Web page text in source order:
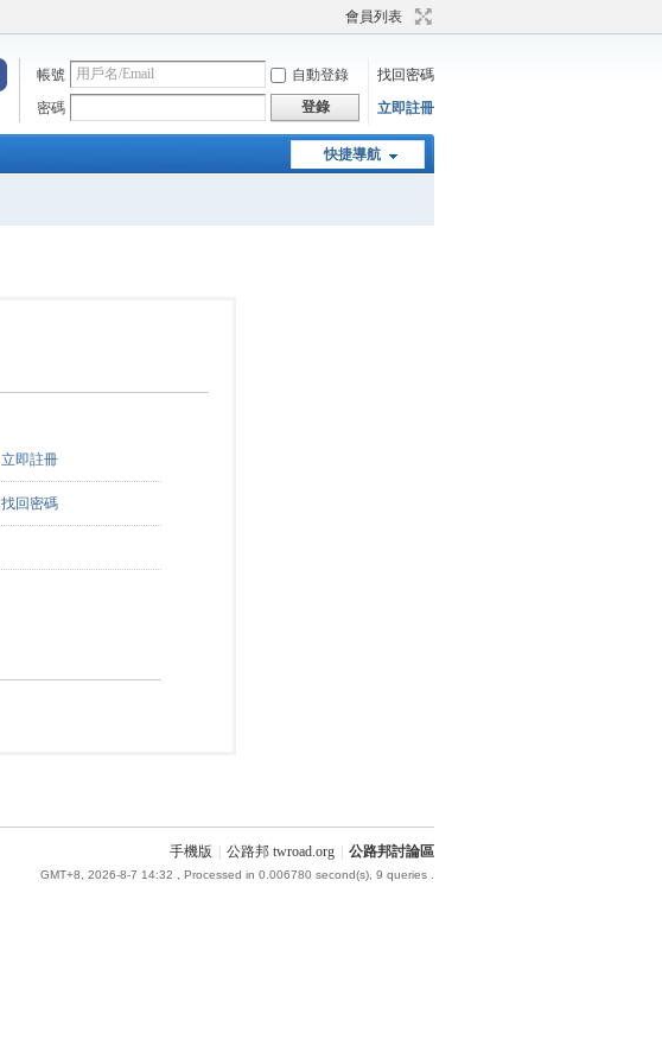
會員列表
帳號 自動登錄
找回密碼
密碼
登錄 立即註冊
快捷導航
立即註冊
找回密碼
手機版 公路邦 twroad.org 公路邦討論區
GMT+8, 2026-8-7 14:32 , Processed in 0.006780 second(s), 9 queries .